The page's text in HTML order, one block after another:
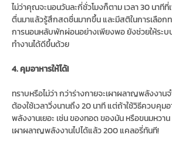
ไม่ว่าคุณจะนอนวันละกี่ชั่วโมงก็ตาม เวลา 30 นาที
ตื่นมาแล้วรู้สึกสดชื่นมากขึ้น และมีสติในการเลือก
การนอนหลับพักผ่อนอย่างเพียงพอ ยังช่วยให้ระ
ทำงานได้ดีขึ้นด้วย
4. คุมอาหารให้ได้!
ทราบหรือไม่ว่า กว่าร่างกายจะเผาผลาญพลังงาน
ต้องใช้เวลาวิ่งนานถึง 20 นาที แต่ถ้าใช้วิธีควบคุมอ
พลังงานเยอะ เช่น ของทอด ของมัน หรือขนมหวา
เผาผลาญพลังงานไปได้แล้ว 200 แคลอรี่ทันที!